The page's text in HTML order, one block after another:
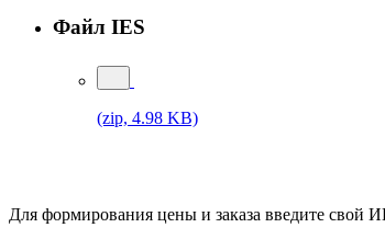
Файл IES
(zip, 4.98 KB)
Для формирования цены и заказа введите свой